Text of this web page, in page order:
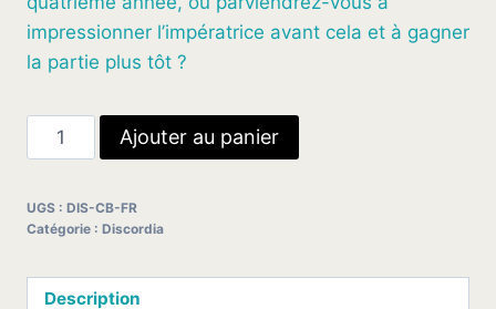
impressionner l’impératrice avant cela et à gagner
la partie plus tôt ?
quantité
de
(FR)
Ajouter au panier
UGS : DIS-CB-FR
Catégorie : Discordia
Description